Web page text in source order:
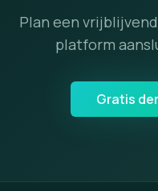
Plan een
platform
Gratis